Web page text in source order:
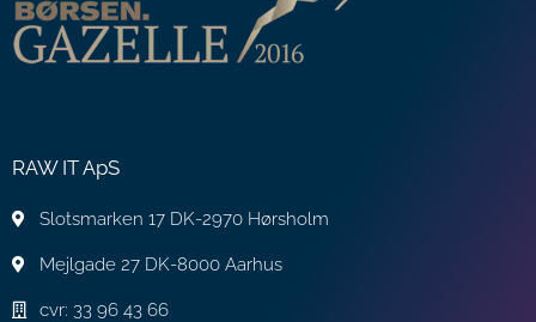
RAW IT ApS
Slotsmarken 17 DK-2970 Hørsholm
Mejlgade 27 DK-8000 Aarhus
cvr: 33 96 43 66